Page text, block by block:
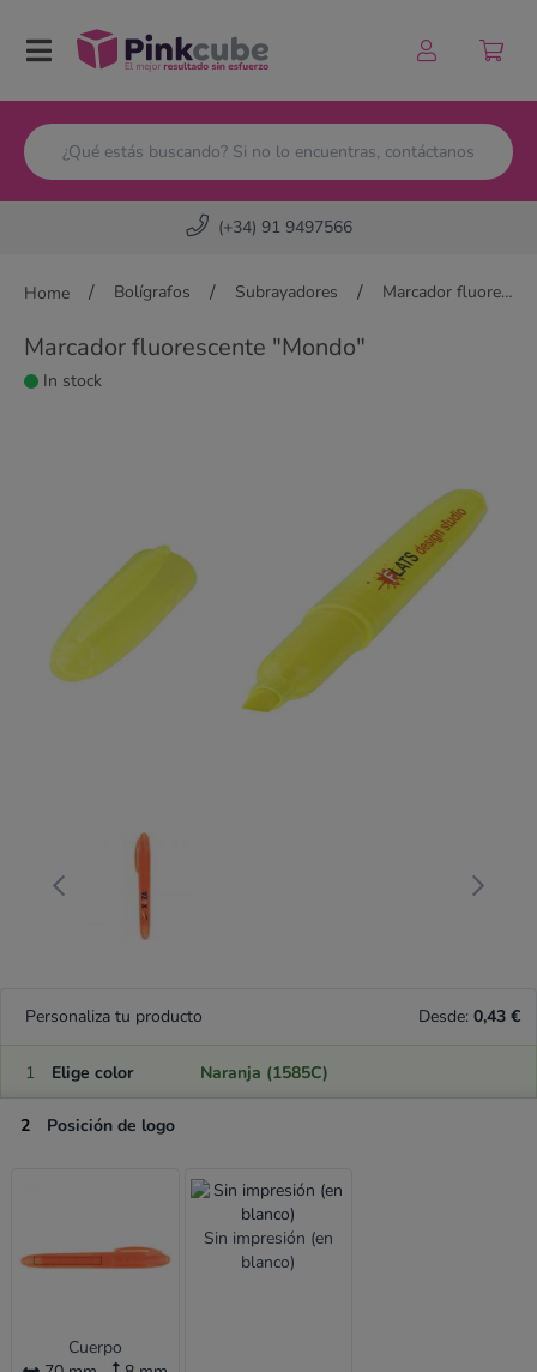
Pinkcube
(+34) 91 9497566
Home / Bolígrafos / Subrayadores / Marcador fluorescente "Mondo"
Marcador fluorescente "Mondo"
In stock
Personaliza tu producto Desde: 0,43 €
1 Elige color Naranja (1585C)
2 Posición de logo
Cuerpo
Sin impresión (en
blanco)